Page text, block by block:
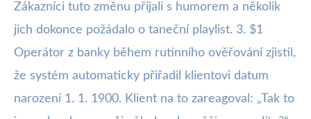
Zákazníci tuto změnu přijali s humorem a několik
jich dokonce požádalo o taneční playlist. 3. $1
Operátor z banky během rutinního ověřování zjistil,
že systém automaticky přiřadil klientovi datum
narození 1. 1. 1900. Klient na to zareagoval: „Tak to